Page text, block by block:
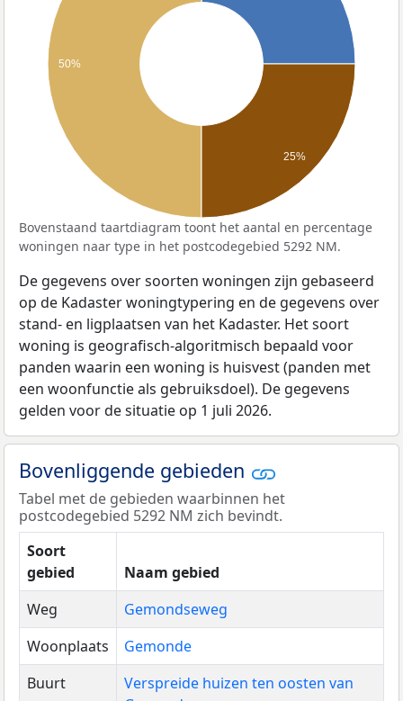
50%
25%
Bovenstaand taartdiagram toont het aantal en percentage
woningen naar type in het postcodegebied 5292 NM.
De gegevens over soorten woningen zijn gebaseerd
op de Kadaster woningtypering en de gegevens over
stand- en ligplaatsen van het Kadaster. Het soort
woning is geografisch-algoritmisch bepaald voor
panden waarin een woning is huisvest (panden met
een woonfunctie als gebruiksdoel). De gegevens
gelden voor de situatie op 1 juli 2026.
Bovenliggende gebieden
Tabel met de gebieden waarbinnen het
postcodegebied 5292 NM zich bevindt.
Soort
gebied
Naam gebied
Weg
Gemondseweg
Woonplaats
Gemonde
Buurt
Verspreide huizen ten oosten van